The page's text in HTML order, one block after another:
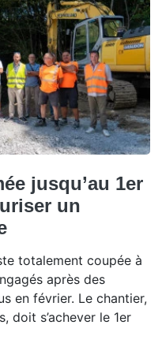
jusqu’au 1er
un
totalement coupée à
après des
en février. Le chantier,
doit s’achever le 1er